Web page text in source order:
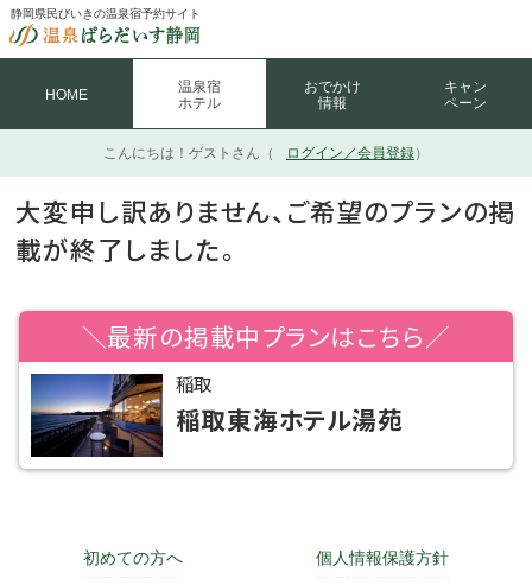
静岡県民びいきの温泉宿予約サイト
HOME
温泉宿
ホテル
おでかけ
情報
キャン
ペーン
こんにちは！ ゲストさん（ ログイン／会員登録）
大変申し訳ありません、ご希望のプランの掲
載が終了しました。
＼最新の掲載中プランはこちら／
稲取
稲取東海ホテル湯苑
初めての方へ 個人情報保護方針